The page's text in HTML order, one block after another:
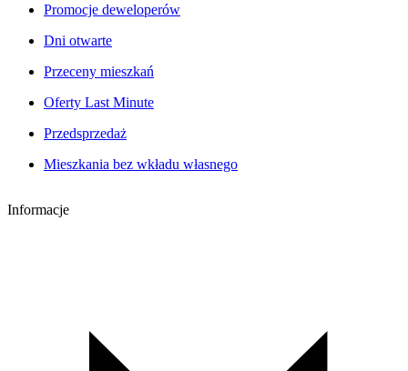
Promocje deweloperów
Dni otwarte
Przeceny mieszkań
Oferty Last Minute
Przedsprzedaż
Mieszkania bez wkładu własnego
Informacje